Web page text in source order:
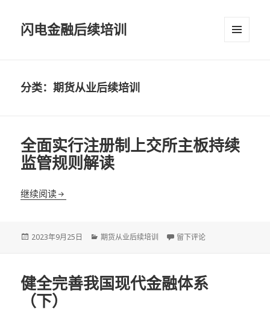
闪电金融后续培训
分类：期货从业后续培训
全面实行注册制上交所主板持续
监管规则解读
继续阅读全面实行注册制上交所主板持续监管规则解读
发
2023年9月25日
分
期货从业后续培训 于全面实行注册制上交所主
留下评论
健全完善我国现代金融体系
（下）